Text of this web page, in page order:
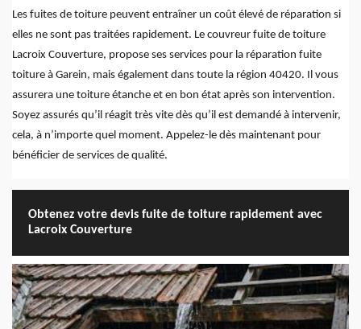
Les fuites de toiture peuvent entraîner un coût élevé de réparation si
elles ne sont pas traitées rapidement. Le couvreur fuite de toiture
Lacroix Couverture, propose ses services pour la réparation fuite
toiture à Garein, mais également dans toute la région 40420. Il vous
assurera une toiture étanche et en bon état après son intervention.
Soyez assurés qu’il réagit très vite dès qu’il est demandé à intervenir,
cela, à n’importe quel moment. Appelez-le dès maintenant pour
bénéficier de services de qualité.
Obtenez votre devis fuite de toiture rapidement avec
Lacroix Couverture